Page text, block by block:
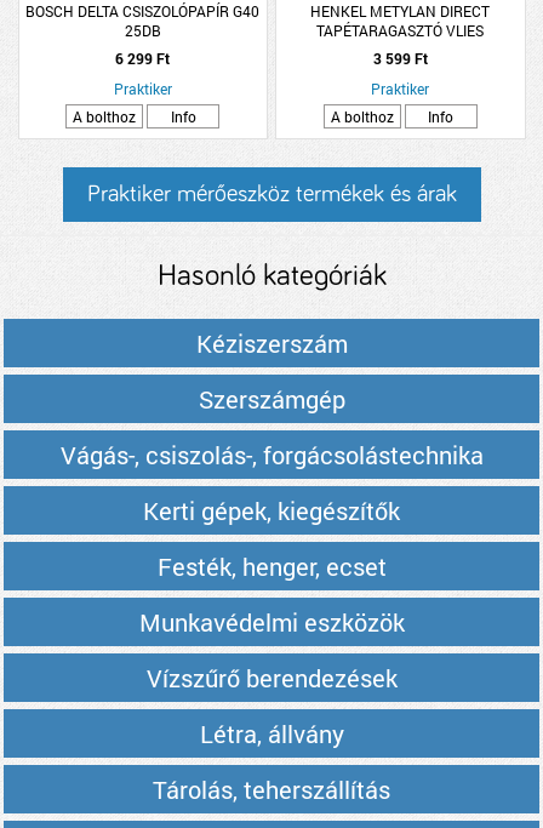
BOSCH DELTA CSISZOLÓPAPÍR G40
25DB
6 299 Ft
Praktiker
A bolthoz
Info
HENKEL METYLAN DIRECT
TAPÉTARAGASZTÓ VLIES
TAPÉTÁHOZ 200G
3 599 Ft
Praktiker
A bolthoz
Info
Praktiker mérőeszköz termékek és árak
Hasonló kategóriák
Kéziszerszám
Szerszámgép
Vágás-, csiszolás-, forgácsolástechnika
Kerti gépek, kiegészítők
Festék, henger, ecset
Munkavédelmi eszközök
Vízszűrő berendezések
Létra, állvány
Tárolás, teherszállítás